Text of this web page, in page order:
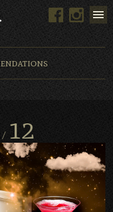
Bar 石の華 -BARFacebook
/ 12